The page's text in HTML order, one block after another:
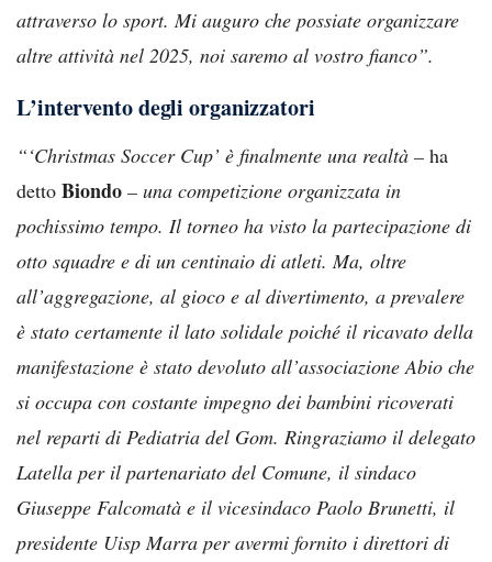
attraverso lo sport. Mi auguro che possiate organizzare
altre attività nel 2025, noi saremo al vostro fianco”.
L’intervento degli organizzatori
“‘Christmas Soccer Cup’ è finalmente una realtà – ha
detto Biondo – una competizione organizzata in
pochissimo tempo. Il torneo ha visto la partecipazione di
otto squadre e di un centinaio di atleti. Ma, oltre
all’aggregazione, al gioco e al divertimento, a prevalere
è stato certamente il lato solidale poiché il ricavato della
manifestazione è stato devoluto all’associazione Abio che
si occupa con costante impegno dei bambini ricoverati
nel reparti di Pediatria del Gom. Ringraziamo il delegato
Latella per il partenariato del Comune, il sindaco
Giuseppe Falcomatà e il vicesindaco Paolo Brunetti, il
presidente Uisp Marra per avermi fornito i direttori di